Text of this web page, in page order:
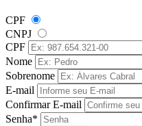
CPF
CNPJ
CPF
Nome
Sobrenome
E-mail
Confirmar E-mail
Senha*